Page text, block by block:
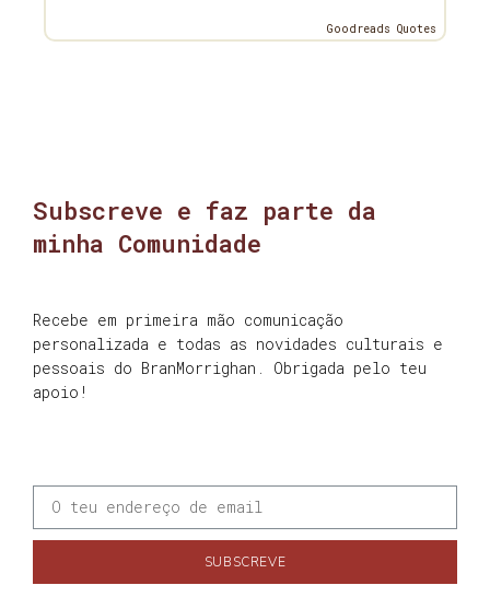
Goodreads Quotes
Subscreve e faz parte da
minha Comunidade
Recebe em primeira mão comunicação
personalizada e todas as novidades culturais e
pessoais do BranMorrighan. Obrigada pelo teu
apoio!
SUBSCREVE